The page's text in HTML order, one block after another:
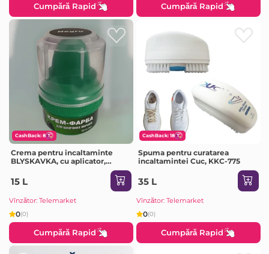
Cumpără Rapid Cumpără Rapid
CashBack: 8
Crema pentru incaltaminte
BLYSKAVKA, cu aplicator,
15 L
Vînzător: Telemarket
0(0)
Cumpără Rapid
CashBack: 18
Spuma pentru curatarea
incaltamintei Cuc, KKC-775
35 L
Vînzător: Telemarket
0(0)
Cumpără Rapid